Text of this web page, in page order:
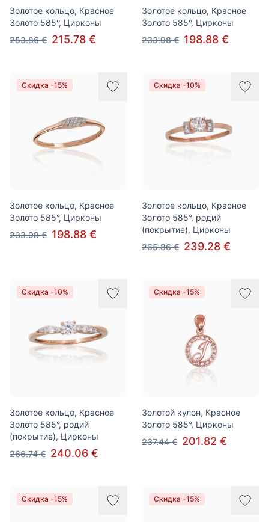
Золотое кольцо, Красное
Золото 585°, Цирконы
253.86 € 215.78 €
Золотое кольцо, Красное
Золото 585°, Цирконы
233.98 € 198.88 €
Скидка -15%
Золотое кольцо, Красное
Золото 585°, Цирконы
233.98 € 198.88 €
Скидка -10%
Золотое кольцо, Красное
Золото 585°, родий
(покрытие), Цирконы
265.86 € 239.28 €
Скидка -10%
Золотое кольцо, Красное
Золото 585°, родий
(покрытие), Цирконы
266.74 € 240.06 €
Скидка -15%
Золотой кулон, Красное
Золото 585°, Цирконы
237.44 € 201.82 €
Скидка -15% Скидка -15%